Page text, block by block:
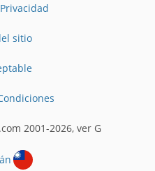
sitio
2001-2026, ver G